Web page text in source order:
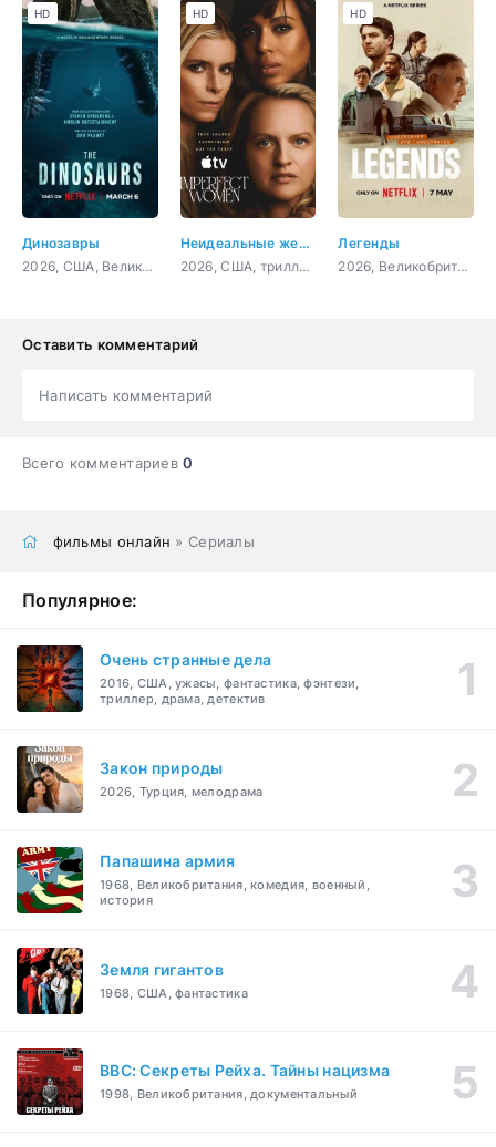
Динозавры
2026, США, Великобритания, документальный
HD
Неидеальные женщины
2026, США, триллер, детектив, драма
HD
Легенды
2026, Великобритания, драма, криминал
HD
Оставить комментарий
Написать комментарий
Всего комментариев0
фильмы онлайн » Сериалы
Популярное:
Очень странные дела
2016, США, ужасы, фантастика, фэнтези,
триллер, драма, детектив
Закон природы
2026, Турция, мелодрама
Папашина армия
1968, Великобритания, комедия, военный,
история
Земля гигантов
1968, США, фантастика
BBC: Секреты Рейха. Тайны нацизма
1998, Великобритания, документальный